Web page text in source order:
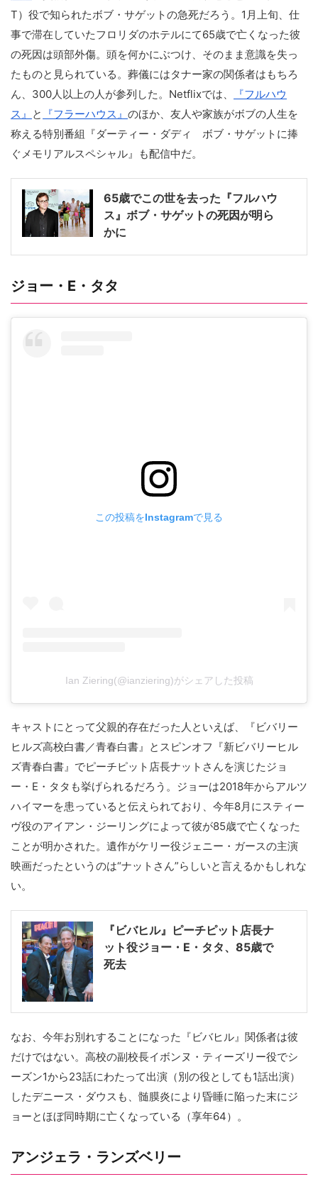
T）役で知られたボブ・サゲットの急死だろう。1月上旬、仕
事で滞在していたフロリダのホテルにて65歳で亡くなった彼
の死因は頭部外傷。頭を何かにぶつけ、そのまま意識を失っ
たものと見られている。葬儀にはタナー家の関係者はもちろ
ん、300人以上の人が参列した。Netflixでは、
『フルハウ
ス』 と 『フラーハウス』 のほか、友人や家族がボブの人生を
称える特別番組『ダーティー・ダディ ボブ・サゲットに捧
ぐメモリアルスペシャル』も配信中だ。
65歳でこの世を去った『フルハウ
ス』ボブ・サゲットの死因が明ら
かに
ジョー・E・タタ
この投稿をInstagramで見る
Ian Ziering(@ianziering)がシェアした投稿
キャストにとって父親的存在だった人といえば、『ビバリー
ヒルズ高校白書／青春白書』とスピンオフ『新ビバリーヒル
ズ青春白書』でピーチピット店長ナットさんを演じたジョ
ー・E・タタも挙げられるだろう。ジョーは2018年からアルツ
ハイマーを患っていると伝えられており、今年8月にスティー
ヴ役のアイアン・ジーリングによって彼が85歳で亡くなった
ことが明かされた。遺作がケリー役ジェニー・ガースの主演
映画だったというのは“ナットさん”らしいと言えるかもしれな
い。
『ビバヒル』ピーチピット店長ナ
ット役ジョー・E・タタ、85歳で
死去
なお、今年お別れすることになった『ビバヒル』関係者は彼
だけではない。高校の副校長イボンヌ・ティーズリー役でシ
ーズン1から23話にわたって出演（別の役としても1話出演）
したデニース・ダウスも、髄膜炎により昏睡に陥った末にジ
ョーとほぼ同時期に亡くなっている（享年64）。
アンジェラ・ランズベリー